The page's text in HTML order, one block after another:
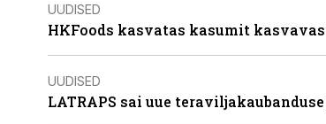
UUDISED
HKFoods kasvatas kasumit
UUDISED
LATRAPS sai uue